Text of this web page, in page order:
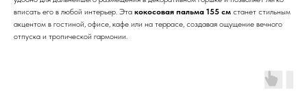
вписать его в любой интерьер. Эта кокосовая пальма 155 см станет стильным
акцентом в гостиной, офисе, кафе или на террасе, создавая ощущение вечного
отпуска и тропической гармонии.